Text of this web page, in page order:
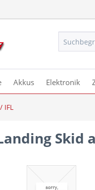
Akkus Elektronik
IFL
Skid